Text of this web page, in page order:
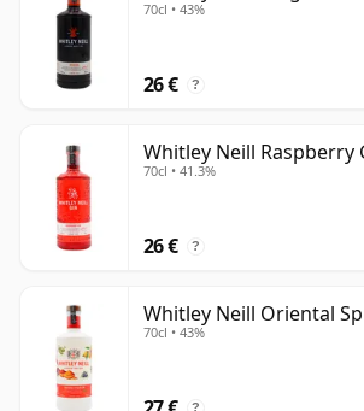
70cl • 43%
26 € ?
Whitley Neill Raspberry
70cl • 41.3%
26 € ?
Whitley Neill Oriental
70cl • 43%
?